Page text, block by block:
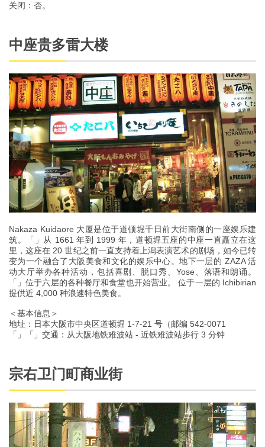
关闭：否。
中座贵多雷大楼
Nakaza Kuidaore 大厦是位于道顿堀千日前大街南侧的一座娱乐建
筑。「」从 1661 年到 1999 年，道顿堀五座的中座一直矗立在这
里，这座在 20 世纪之前一直支持着上潟表演艺术的剧场，如今已转
变为一个融合了大阪美食和文化的娱乐中心。地下一层的 ZAZA 活
动大厅举办各种活动，包括喜剧、脱口秀、Yose、落语和朗诵。
「」位于六层的各种餐厅和食堂也开始营业。 位于一层的 Ichibirian
提供近 4,000 种浪速特色美食。
＜基本信息＞
地址：日本大阪市中央区道顿堀 1-7-21 号（邮编 542-0071
「」「」交通：从大阪地铁难波站 - 近铁难波站步行 3 分钟
宗右卫门町商业街